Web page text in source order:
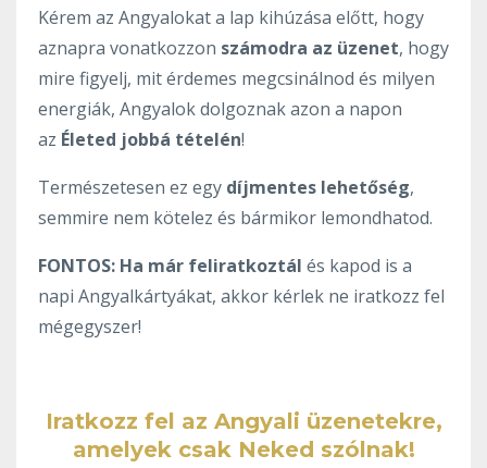
Kérem az Angyalokat a lap kihúzása előtt, hogy
aznapra vonatkozzon számodra az üzenet, hogy
mire figyelj, mit érdemes megcsinálnod és milyen
energiák, Angyalok dolgoznak azon a napon
az Életed jobbá tételén!
Természetesen ez egy díjmentes lehetőség,
semmire nem kötelez és bármikor lemondhatod.
FONTOS: Ha már feliratkoztál és kapod is a
napi Angyalkártyákat, akkor kérlek ne iratkozz fel
mégegyszer!
Iratkozz fel az Angyali üzenetekre,
amelyek csak Neked szólnak!